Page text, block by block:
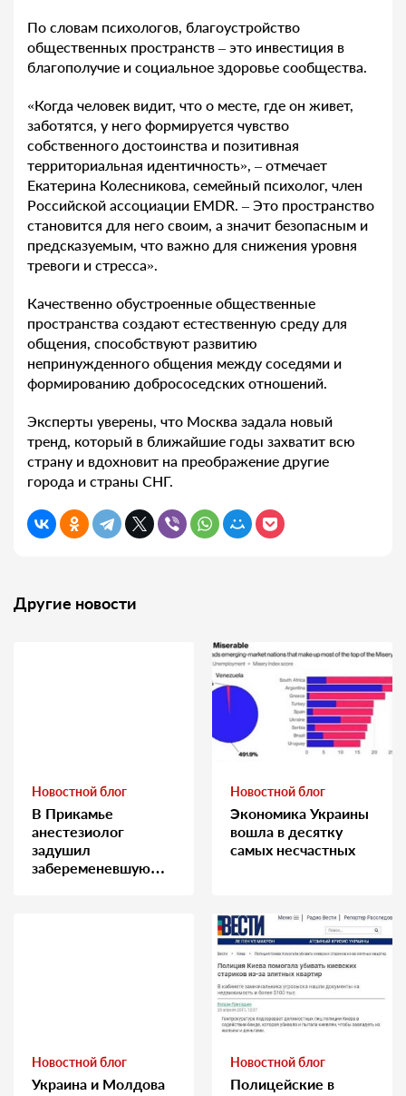
По словам психологов, благоустройство
общественных пространств – это инвестиция в
благополучие и социальное здоровье сообщества.
«Когда человек видит, что о месте, где он живет,
заботятся, у него формируется чувство
собственного достоинства и позитивная
территориальная идентичность», – отмечает
Екатерина Колесникова, семейный психолог, член
Российской ассоциации EMDR. – Это пространство
становится для него своим, а значит безопасным и
предсказуемым, что важно для снижения уровня
тревоги и стресса».
Качественно обустроенные общественные
пространства создают естественную среду для
общения, способствуют развитию
непринужденного общения между соседями и
формированию добрососедских отношений.
Эксперты уверены, что Москва задала новый
тренд, который в ближайшие годы захватит всю
страну и вдохновит на преображение другие
города и страны СНГ.
Другие новости
Новостной блог
В Прикамье
анестезиолог
задушил
забеременевшую
Новостной блог
Экономика Украины
вошла в десятку
самых несчастных
Новостной блог
Украина и Молдова
Новостной блог
Полицейские в